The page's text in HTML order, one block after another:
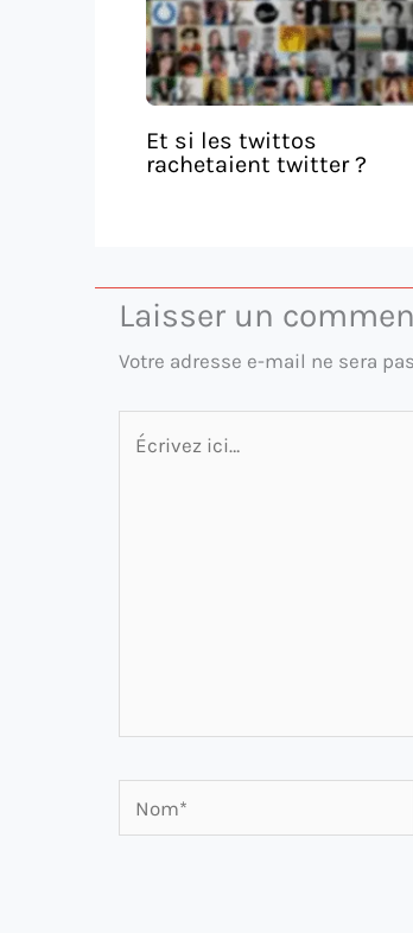
Et si les twittos
rachetaient twitter ?
Laisser un
Votre adresse e-mail ne sera